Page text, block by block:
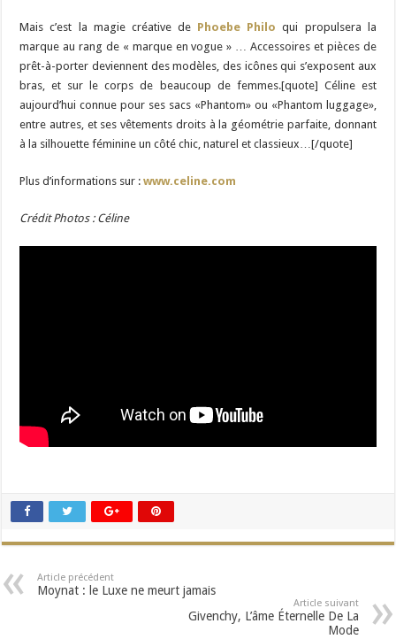
Mais c’est la magie créative de Phoebe Philo qui propulsera la
marque au rang de « marque en vogue » … Accessoires et pièces de
prêt-à-porter deviennent des modèles, des icônes qui s’exposent aux
bras, et sur le corps de beaucoup de femmes.[quote] Céline est
aujourd’hui connue pour ses sacs «Phantom» ou «Phantom luggage»,
entre autres, et ses vêtements droits à la géométrie parfaite, donnant
à la silhouette féminine un côté chic, naturel et classieux…[/quote]
Plus d’informations sur :www.celine.com
Crédit Photos : Céline
Article précédent
Moynat : le Luxe ne meurt jamais
Article suivant
Givenchy, L’âme Éternelle De La
Mode